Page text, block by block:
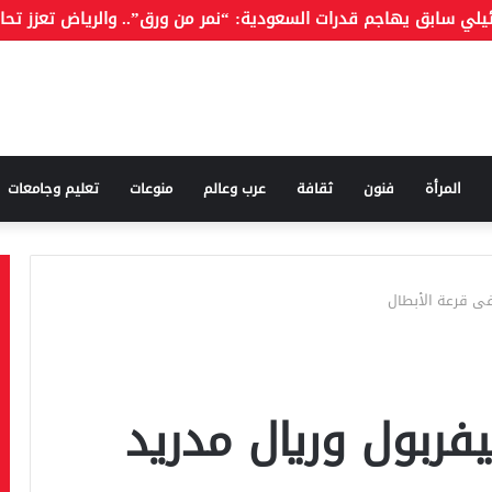
المرأة فنون ثقافة عرب وعالم منوعات تعليم وجامعات
قرعة الأبطال
وريال مدريد